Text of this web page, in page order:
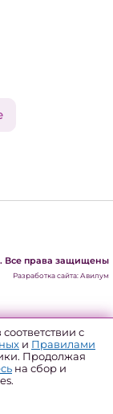
Все права защищены
Разработка сайта: Авилум
данных
с
и Правилами
Продолжая
на сбор и